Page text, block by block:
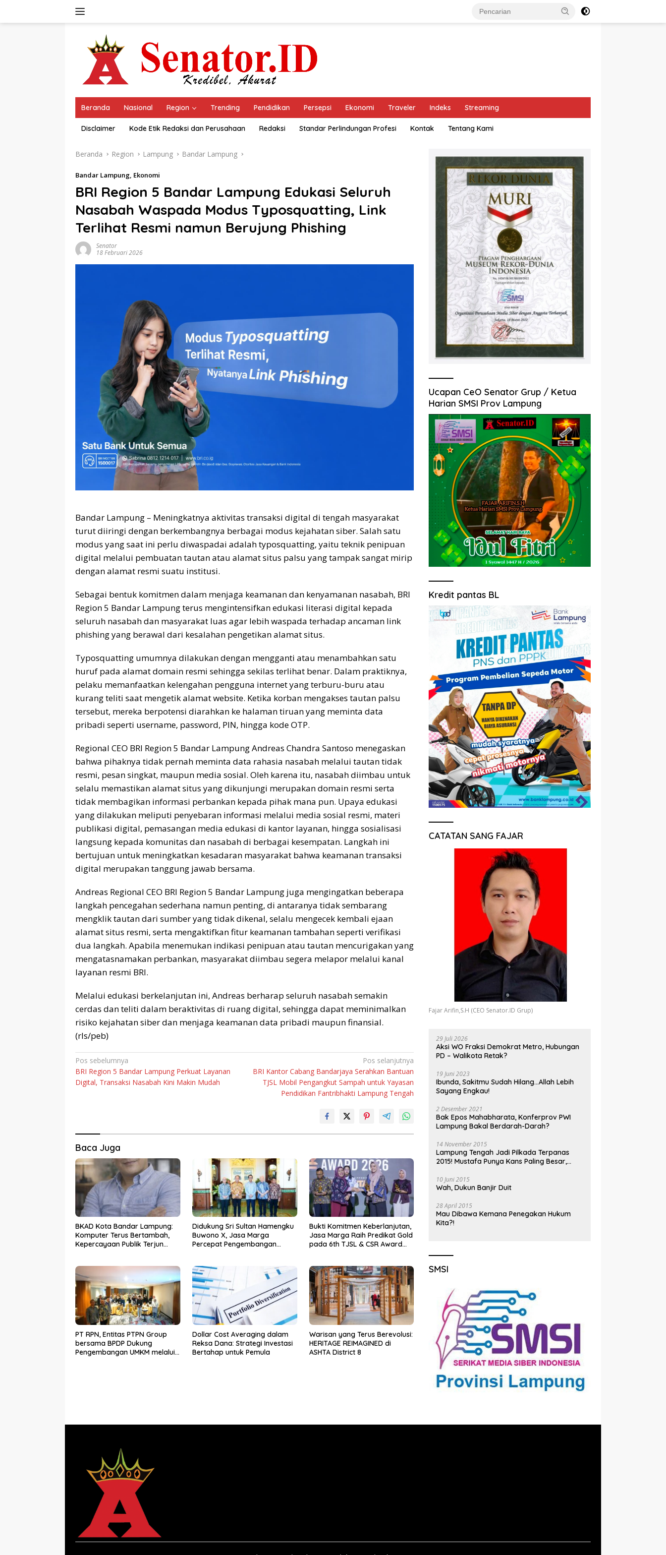
Beranda Nasional Region Trending Pendidikan Persepsi Ekonomi Traveler Indeks Streaming
Disclaimer Kode Etik Redaksi dan Perusahaan Redaksi Standar Perlindungan Profesi Kontak Tentang Kami
Beranda Region Lampung Bandar Lampung
Bandar Lampung, Ekonomi
BRI Region 5 Bandar Lampung Edukasi Seluruh
Nasabah Waspada Modus Typosquatting, Link
Terlihat Resmi namun Berujung Phishing
Senator
18 Februari 2026
Bandar Lampung – Meningkatnya aktivitas transaksi digital di tengah masyarakat
turut diiringi dengan berkembangnya berbagai modus kejahatan siber. Salah satu
modus yang saat ini perlu diwaspadai adalah typosquatting, yaitu teknik penipuan
digital melalui pembuatan tautan atau alamat situs palsu yang tampak sangat mirip
dengan alamat resmi suatu institusi.
Sebagai bentuk komitmen dalam menjaga keamanan dan kenyamanan nasabah, BRI
Region 5 Bandar Lampung terus mengintensifkan edukasi literasi digital kepada
seluruh nasabah dan masyarakat luas agar lebih waspada terhadap ancaman link
phishing yang berawal dari kesalahan pengetikan alamat situs.
Typosquatting umumnya dilakukan dengan mengganti atau menambahkan satu
huruf pada alamat domain resmi sehingga sekilas terlihat benar. Dalam praktiknya,
pelaku memanfaatkan kelengahan pengguna internet yang terburu-buru atau
kurang teliti saat mengetik alamat website. Ketika korban mengakses tautan palsu
tersebut, mereka berpotensi diarahkan ke halaman tiruan yang meminta data
pribadi seperti username, password, PIN, hingga kode OTP.
Regional CEO BRI Region 5 Bandar Lampung Andreas Chandra Santoso menegaskan
bahwa pihaknya tidak pernah meminta data rahasia nasabah melalui tautan tidak
resmi, pesan singkat, maupun media sosial. Oleh karena itu, nasabah diimbau untuk
selalu memastikan alamat situs yang dikunjungi merupakan domain resmi serta
tidak membagikan informasi perbankan kepada pihak mana pun. Upaya edukasi
yang dilakukan meliputi penyebaran informasi melalui media sosial resmi, materi
publikasi digital, pemasangan media edukasi di kantor layanan, hingga sosialisasi
langsung kepada komunitas dan nasabah di berbagai kesempatan. Langkah ini
bertujuan untuk meningkatkan kesadaran masyarakat bahwa keamanan transaksi
digital merupakan tanggung jawab bersama.
Andreas Regional CEO BRI Region 5 Bandar Lampung juga mengingatkan beberapa
langkah pencegahan sederhana namun penting, di antaranya tidak sembarang
mengklik tautan dari sumber yang tidak dikenal, selalu mengecek kembali ejaan
alamat situs resmi, serta mengaktifkan fitur keamanan tambahan seperti verifikasi
dua langkah. Apabila menemukan indikasi penipuan atau tautan mencurigakan yang
mengatasnamakan perbankan, masyarakat diimbau segera melapor melalui kanal
layanan resmi BRI.
Melalui edukasi berkelanjutan ini, Andreas berharap seluruh nasabah semakin
cerdas dan teliti dalam beraktivitas di ruang digital, sehingga dapat meminimalkan
risiko kejahatan siber dan menjaga keamanan data pribadi maupun finansial.
(rls/peb)
Navigasi
pos
Pos sebelumnya
BRI Region 5 Bandar Lampung Perkuat Layanan
Digital, Transaksi Nasabah Kini Makin Mudah
Pos selanjutnya
BRI Kantor Cabang Bandarjaya Serahkan Bantuan
TJSL Mobil Pengangkut Sampah untuk Yayasan
Pendidikan Fantribhakti Lampung Tengah
Baca Juga
BKAD Kota Bandar Lampung:
Komputer Terus Bertambah,
Kepercayaan Publik Terjun
Didukung Sri Sultan Hamengku
Buwono X, Jasa Marga
Percepat Pengembangan
DIY
Bukti Komitmen Keberlanjutan,
Jasa Marga Raih Predikat Gold
pada 6th TJSL & CSR Award
PT RPN, Entitas PTPN Group
bersama BPDP Dukung
Pengembangan UMKM melalui
Dollar Cost Averaging dalam
Reksa Dana: Strategi Investasi
Bertahap untuk Pemula
Warisan yang Terus Berevolusi:
HERITAGE REIMAGINED di
ASHTA District 8
Ucapan CeO Senator Grup / Ketua
Harian SMSI Prov Lampung
Kredit pantas BL
CATATAN SANG FAJAR
Fajar Arifin,S.H (CEO Senator.ID Grup)
29 Juli 2026
Aksi WO Fraksi Demokrat Metro, Hubungan
PD – Walikota Retak?
19 Juni 2023
Ibunda, Sakitmu Sudah Hilang…Allah Lebih
Sayang Engkau!
2 Desember 2021
Bak Epos Mahabharata, Konferprov PWI
Lampung Bakal Berdarah-Darah?
14 November 2015
Lampung Tengah Jadi Pilkada Terpanas
2015! Mustafa Punya Kans Paling Besar,
10 Juni 2015
Wah, Dukun Banjir Duit
28 April 2015
Mau Dibawa Kemana Penegakan Hukum
Kita?!
SMSI